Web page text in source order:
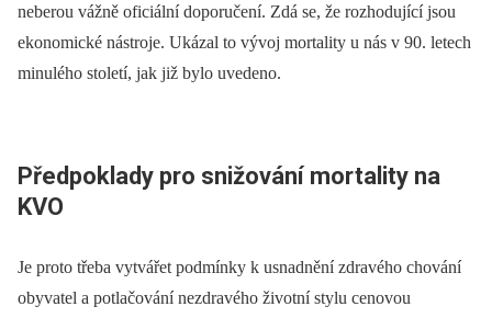
neberou vážně oficiální doporučení. Zdá se, že rozhodující jsou
ekonomické nástroje. Ukázal to vývoj mortality u nás v 90. letech
minulého století, jak již bylo uvedeno.
Předpoklady pro snižování mortality na
KVO
Je proto třeba vytvářet podmínky k usnadnění zdravého chování
obyvatel a potlačování nezdravého životní stylu cenovou